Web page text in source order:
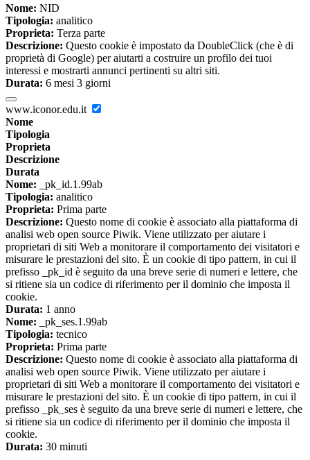
Nome: NID
Tipologia: analitico
Proprieta: Terza parte
Descrizione: Questo cookie è impostato da DoubleClick (che è di
proprietà di Google) per aiutarti a costruire un profilo dei tuoi
interessi e mostrarti annunci pertinenti su altri siti.
Durata: 6 mesi 3 giorni
www.iconor.edu.it
Nome
Tipologia
Proprieta
Descrizione
Durata
Nome: _pk_id.1.99ab
Tipologia: analitico
Proprieta: Prima parte
Descrizione: Questo nome di cookie è associato alla piattaforma di
analisi web open source Piwik. Viene utilizzato per aiutare i
proprietari di siti Web a monitorare il comportamento dei visitatori e
misurare le prestazioni del sito. È un cookie di tipo pattern, in cui il
prefisso _pk_id è seguito da una breve serie di numeri e lettere, che
si ritiene sia un codice di riferimento per il dominio che imposta il
cookie.
Durata: 1 anno
Nome: _pk_ses.1.99ab
Tipologia: tecnico
Proprieta: Prima parte
Descrizione: Questo nome di cookie è associato alla piattaforma di
analisi web open source Piwik. Viene utilizzato per aiutare i
proprietari di siti Web a monitorare il comportamento dei visitatori e
misurare le prestazioni del sito. È un cookie di tipo pattern, in cui il
prefisso _pk_ses è seguito da una breve serie di numeri e lettere, che
si ritiene sia un codice di riferimento per il dominio che imposta il
cookie.
Durata: 30 minuti